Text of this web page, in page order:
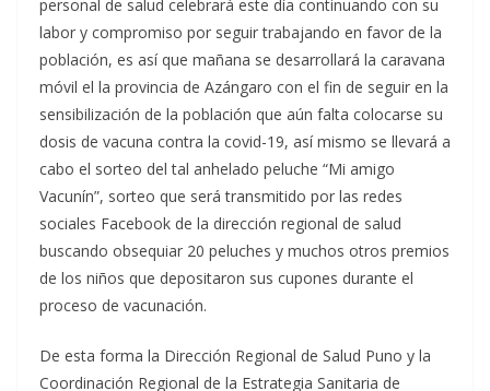
personal de salud celebrará este día continuando con su
labor y compromiso por seguir trabajando en favor de la
población, es así que mañana se desarrollará la caravana
móvil el la provincia de Azángaro con el fin de seguir en la
sensibilización de la población que aún falta colocarse su
dosis de vacuna contra la covid-19, así mismo se llevará a
cabo el sorteo del tal anhelado peluche “Mi amigo
Vacunín”, sorteo que será transmitido por las redes
sociales Facebook de la dirección regional de salud
buscando obsequiar 20 peluches y muchos otros premios
de los niños que depositaron sus cupones durante el
proceso de vacunación.
De esta forma la Dirección Regional de Salud Puno y la
Coordinación Regional de la Estrategia Sanitaria de